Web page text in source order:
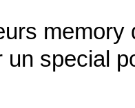
un special